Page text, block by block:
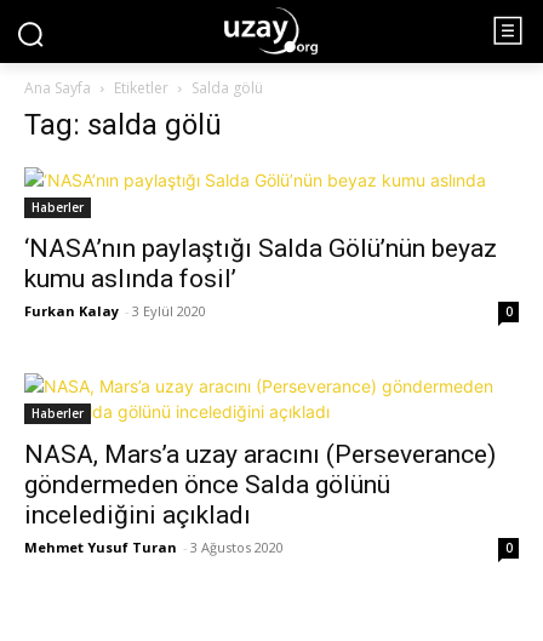
Ana Sayfa Etiketler Salda gölü
Tag: salda gölü
Haberler
‘NASA’nın paylaştığı Salda Gölü’nün beyaz
kumu aslında fosil’
Furkan Kalay - 3 Eylül 2020 0
Haberler
NASA, Mars’a uzay aracını (Perseverance)
göndermeden önce Salda gölünü
incelediğini açıkladı
Mehmet Yusuf Turan - 3 Ağustos 2020 0